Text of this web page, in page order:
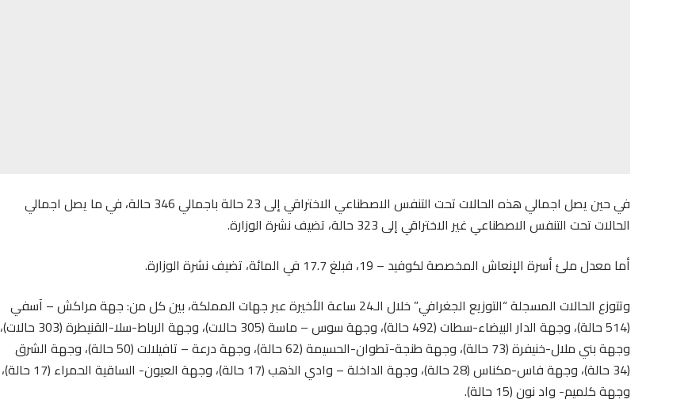
في حين يصل اجمالي هذه الحالات تحت التنفس الاصطناعي الاختراقي إلى 23 حالة باجمالي 346 حالة، في ما يصل اجمالي
الحالات تحت التنفس الاصطناعي غير الاختراقي إلى 323 حالة، تضيف نشرة الوزارة.
أما معدل ملئ أسرة الإنعاش المخصصة لكوفيد – 19، فبلغ 17.7 في المائة، تضيف نشرة الوزارة.
وتتوزع الحالات المسجلة “التوزيع الجغرافي” خلال الـ24 ساعة الأخيرة عبر جهات المملكة، بين كل من: جهة مراكش – آسفي
(514 حالة)، وجهة الدار البيضاء-سطات (492 حالة)، وجهة سوس – ماسة (305 حالات)، وجهة الرباط-سلا-القنيطرة (303 حالات)،
وجهة بني ملال-خنيفرة (73 حالة)، وجهة طنجة-تطوان-الحسيمة (62 حالة)، وجهة درعة – تافيلالت (50 حالة)، وجهة الشرق
(34 حالة)، وجهة فاس-مكناس (28 حالة)، وجهة الداخلة – وادي الذهب (17 حالة)، وجهة العيون- الساقية الحمراء (17 حالة)،
وجهة كلميم- واد نون (15 حالة).